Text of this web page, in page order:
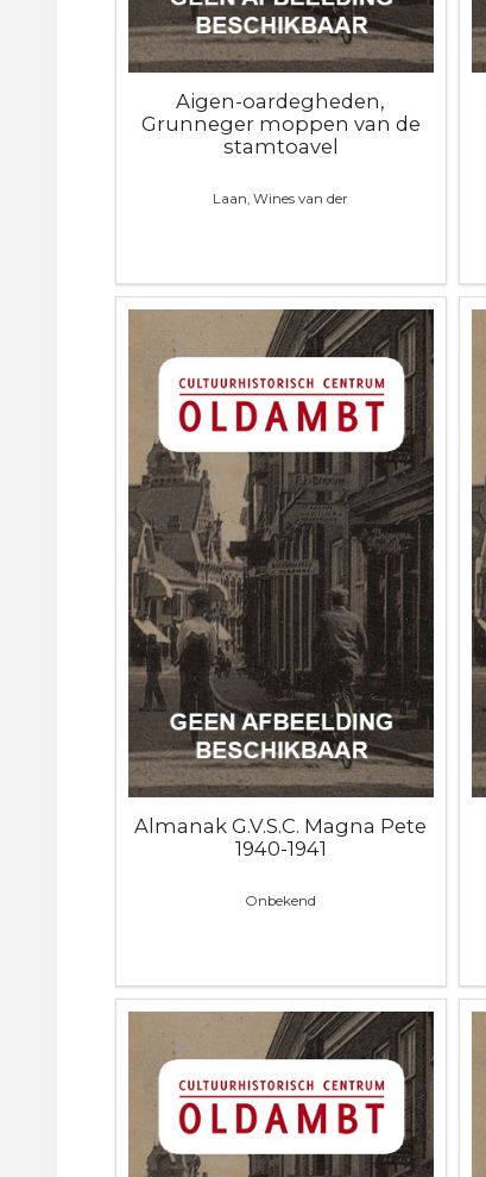
Aigen-oardegheden,
Grunneger moppen van de
stamtoavel
Laan, Wines van der
Almanak G.V.S.C. Magna Pete
1940-1941
Onbekend